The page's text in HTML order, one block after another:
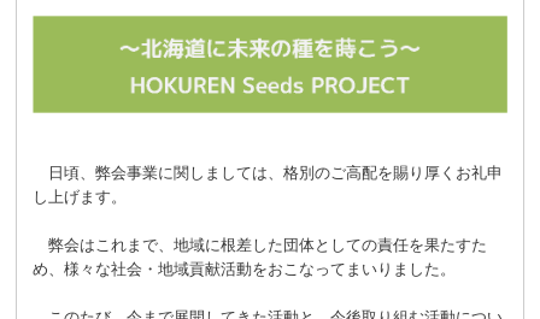
日頃、弊会事業に関しましては、格別のご高配を賜り厚くお礼申
し上げます。
弊会はこれまで、地域に根差した団体としての責任を果たすた
め、様々な社会・地域貢献活動をおこなってまいりました。